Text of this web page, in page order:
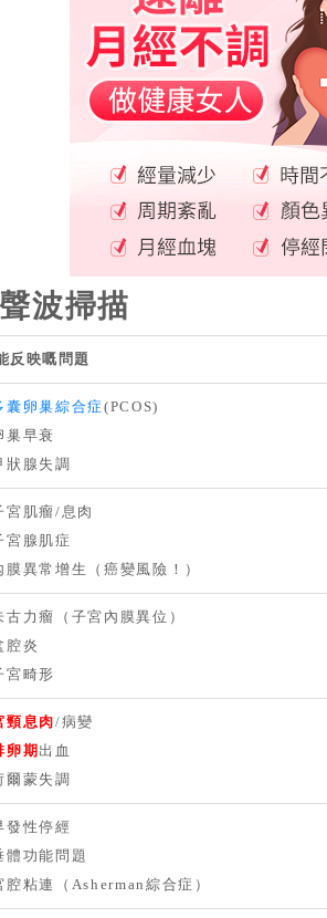
波掃描
反映嘅問題
囊卵巢綜合症(PCOS)
巢早衰
狀腺失調
宮肌瘤/息肉
宮腺肌症
膜異常增生（癌變風險！）
古力瘤（子宮內膜異位）
腔炎
宮畸形
頸息肉/病變
卵期出血
爾蒙失調
發性停經
體功能問題
腔粘連（Asherman綜合症）